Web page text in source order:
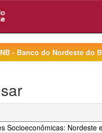
- Banco do Nordeste do